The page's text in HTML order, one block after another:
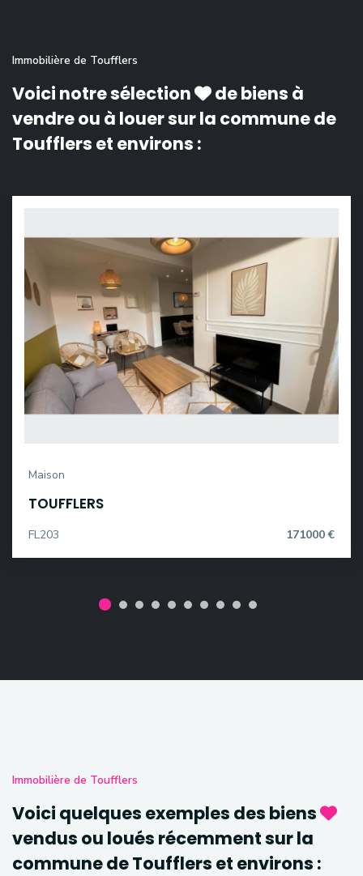
Immobilière de Toufflers
Voici notre sélection
de biens à
vendre ou à louer sur la commune de
Toufflers et environs :
Maison
TOUFFLERS
FL203 171000 €
Immobilière de Toufflers
Voici quelques exemples des biens
vendus ou loués récemment sur la
commune de Toufflers et environs :